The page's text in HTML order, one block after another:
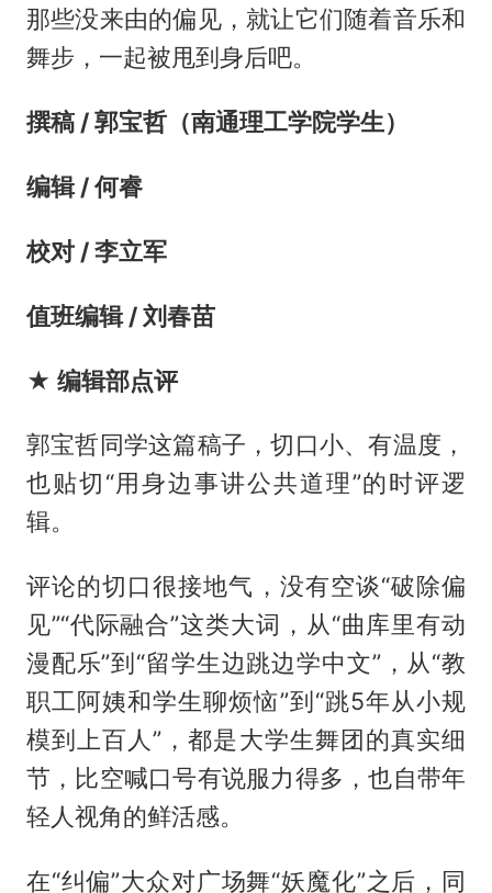
那些没来由的偏见，就让它们随着音乐和
舞步，一起被甩到身后吧。
撰稿 / 郭宝哲（南通理工学院学生）
编辑 / 何睿
校对 / 李立军
值班编辑 / 刘春苗
★ 编辑部点评
郭宝哲同学这篇稿子，切口小、有温度，
也贴切“用身边事讲公共道理”的时评逻
辑。
评论的切口很接地气，没有空谈“破除偏
见”“代际融合”这类大词，从“曲库里有动
漫配乐”到“留学生边跳边学中文”，从“教
职工阿姨和学生聊烦恼”到“跳5年从小规
模到上百人”，都是大学生舞团的真实细
节，比空喊口号有说服力得多，也自带年
轻人视角的鲜活感。
在“纠偏”大众对广场舞“妖魔化”之后，同